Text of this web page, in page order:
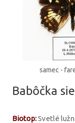
samec -
Babôčka
Biotop:Svetlé